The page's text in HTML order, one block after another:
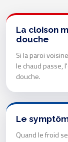
La cloison
douche
Si la paroi
le chaud passe,
douche.
Le
Quand le froid